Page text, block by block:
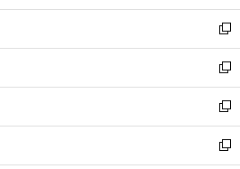
開
く
ウ
で
開
く
ン
ド
ウ
で
開
く
新
し
い
ウ
ィ
ン
ド
ウ
新
し
い
ウ
ィ
新
し
い
新